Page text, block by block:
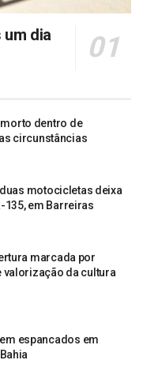
um dia
dentro de
circunstâncias
motocicletas deixa
135, em Barreiras
marcada por
valorização da cultura
espancados em